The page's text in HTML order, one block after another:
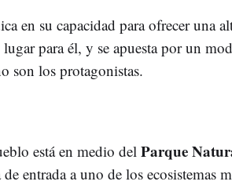
en su capacidad para ofrecer una
para él, y se apuesta por un
son los protagonistas.
está en medio del Parque
entrada a uno de los ecosistemas